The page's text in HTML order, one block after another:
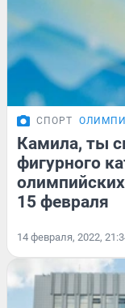
СПОРТ
Камила, ты
фигурного
15 февраля
14 февраля, 2022,